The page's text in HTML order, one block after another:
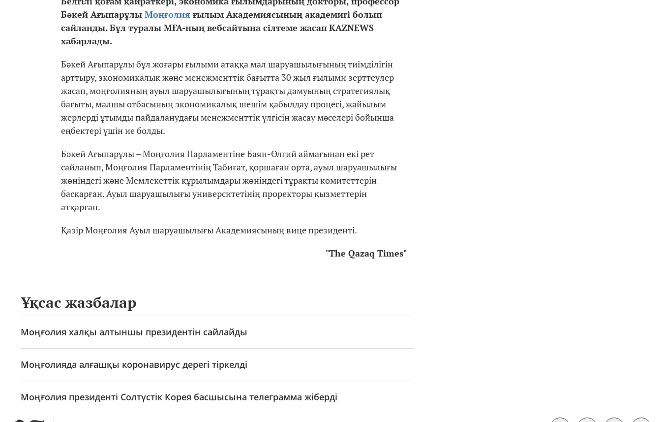
Бәкей Ағыпарұлы Моңғолия ғылым Академиясының академигі болып
сайланды.Бұл туралы МҒА-ның вебсайтына сілтеме жасапKAZNEWS
хабарлады.
Бәкей Ағыпарұлы бұл жоғары ғылыми атаққа мал шаруашылығының тиімділігін
арттыру, экономикалық және менежменттік бағытта 30 жыл ғылыми зерттеулер
жасап, моңғолияның ауыл шаруашылығының тұрақты дамуының стратегиялық
бағыты, малшы отбасының экономикалық шешім қабылдау процесі, жайылым
жерлерді ұтымды пайдаланудағы менежменттік үлгісін жасау мәселері бойынша
еңбектері үшін ие болды.
Бәкей Ағыпарұлы – Моңғолия Парламентіне Баян-Өлгий аймағынан екі рет
сайланып, Моңғолия Парламентінің Табиғат, қоршаған орта, ауыл шаруашылығы
жөніндегі және Мемлекеттік құрылымдары жөніндегі тұрақты комитеттерін
басқарған. Ауыл шаруашылығы университетінің проректоры қызметтерін
атқарған.
Қазір Моңғолия Ауыл шаруашылығы Академиясының вице президенті.
"The Qazaq Times"
Ұқсас жазбалар
Моңғолия халқы алтыншы президентін сайлайды
Моңғолияда алғашқы коронавирус дерегі тіркелді
Моңғолия президенті Солтүстік Корея басшысына телеграмма жіберді